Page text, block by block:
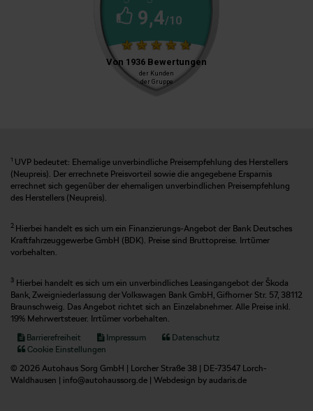
1 UVP bedeutet: Ehemalige unverbindliche Preisempfehlung des Herstellers
(Neupreis). Der errechnete Preisvorteil sowie die angegebene Ersparnis
errechnet sich gegenüber der ehemaligen unverbindlichen Preisempfehlung
des Herstellers (Neupreis).
2 Hierbei handelt es sich um ein Finanzierungs-Angebot der Bank Deutsches
Kraftfahrzeuggewerbe GmbH (BDK). Preise sind Bruttopreise. Irrtümer
vorbehalten.
3 Hierbei handelt es sich um ein unverbindliches Leasingangebot der Škoda
Bank, Zweigniederlassung der Volkswagen Bank GmbH, Gifhorner Str. 57, 38112
Braunschweig. Das Angebot richtet sich an Einzelabnehmer. Alle Preise inkl.
19% Mehrwertsteuer. Irrtümer vorbehalten.
Barrierefreiheit
Impressum
Datenschutz
Cookie Einstellungen
© 2026 Autohaus Sorg GmbH | Lorcher Straße 38 | DE-73547 Lorch-
Waldhausen | info@autohaussorg.de | Webdesign by audaris.de